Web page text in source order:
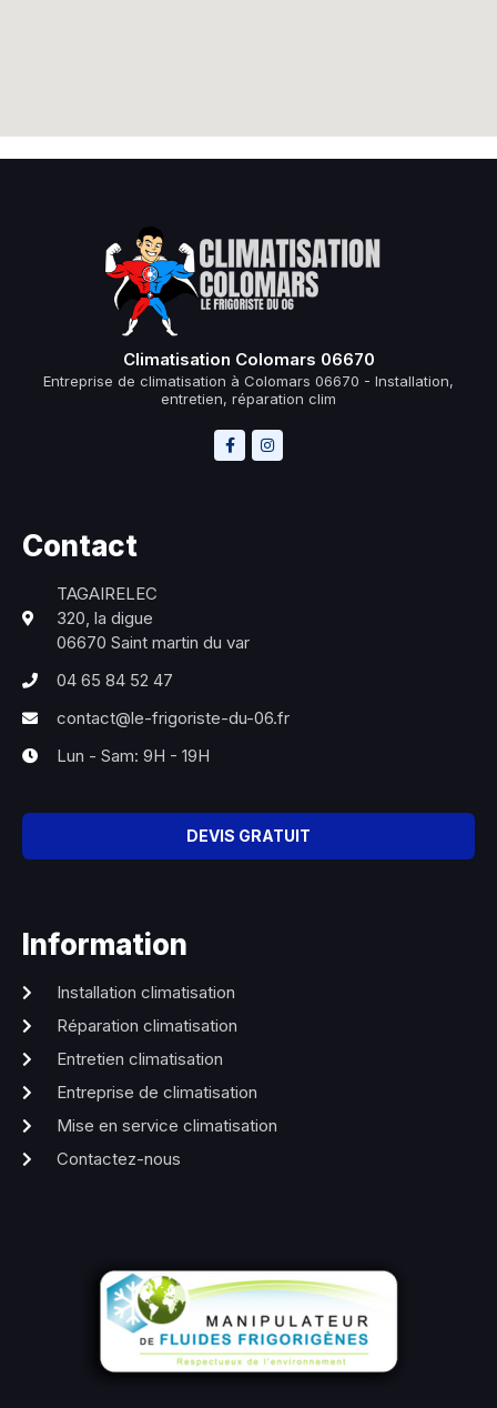
Climatisation Colomars 06670
Entreprise de climatisation à Colomars 06670 - Installation,
entretien, réparation clim
Contact
TAGAIRELEC
320, la digue
06670 Saint martin du var
04 65 84 52 47
contact@le-frigoriste-du-06.fr
Lun - Sam: 9H - 19H
DEVIS GRATUIT
Information
Installation climatisation
Réparation climatisation
Entretien climatisation
Entreprise de climatisation
Mise en service climatisation
Contactez-nous